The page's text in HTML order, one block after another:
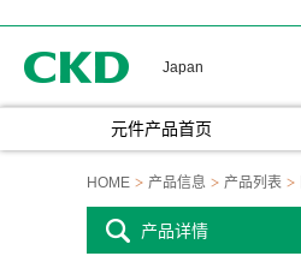
Japan
元件产品首页
HOME 产品信息 产品列表
产品详情